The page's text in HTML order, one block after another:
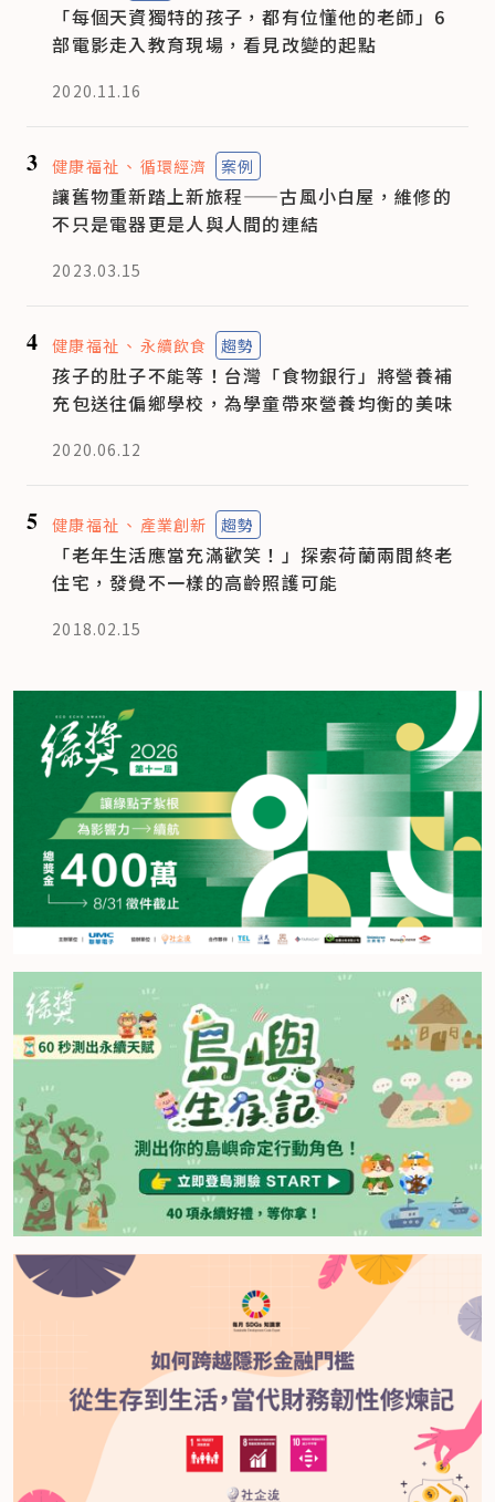
「每個天資獨特的孩子，都有位懂他的老師」6
部電影走入教育現場，看見改變的起點
2020.11.16
3 健康福祉 循環經濟 案例
讓舊物重新踏上新旅程——古風小白屋，維修的
不只是電器更是人與人間的連結
2023.03.15
4 健康福祉 永續飲食 趨勢
孩子的肚子不能等！台灣「食物銀行」將營養補
充包送往偏鄉學校，為學童帶來營養均衡的美味
2020.06.12
5 健康福祉 產業創新 趨勢
「老年生活應當充滿歡笑！」探索荷蘭兩間終老
住宅，發覺不一樣的高齡照護可能
2018.02.15